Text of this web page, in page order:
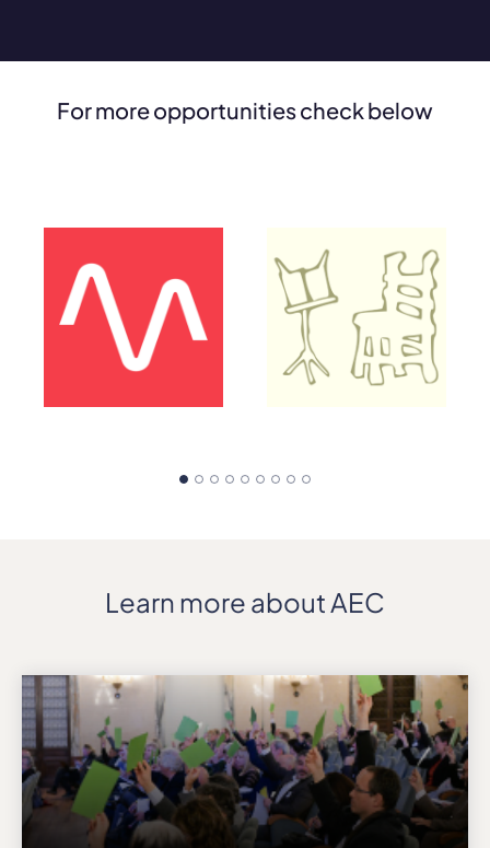
For more opportunities check below
Learn more about AEC